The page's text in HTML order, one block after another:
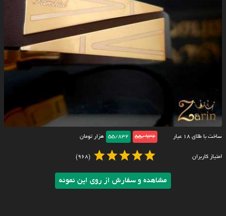
ساخت با طلای ۱۸ عیار 55/932
55/832 هزار تومان
امتیاز کاربران (968)
مشاهده و سفارش از روی این نمونه